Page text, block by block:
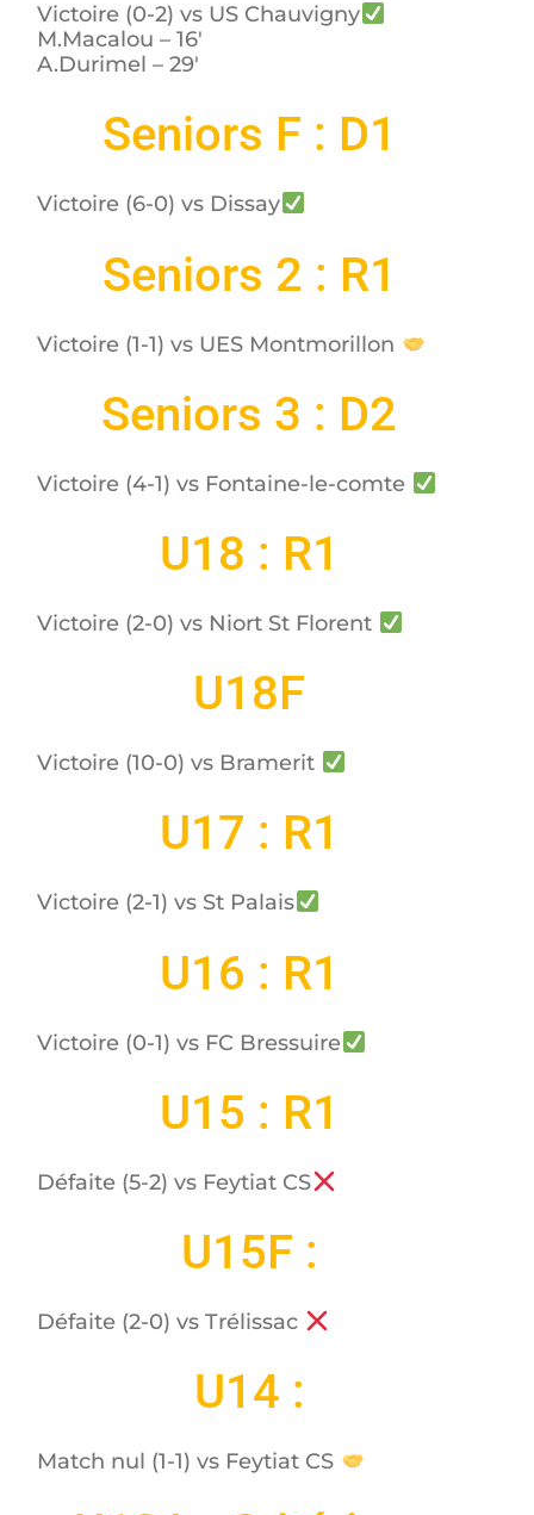
Victoire (0-2) vs US Chauvigny
M.Macalou – 16′
A.Durimel – 29′
Seniors F : D1
Victoire (6-0) vs Dissay
Seniors 2 : R1
Victoire (1-1) vs UES Montmorillon
Seniors 3 : D2
Victoire (4-1) vs Fontaine-le-comte
U18 : R1
Victoire (2-0) vs Niort St Florent
U18F
Victoire (10-0) vs Bramerit
U17 : R1
Victoire (2-1) vs St Palais
U16 : R1
Victoire (0-1) vs FC Bressuire
U15 : R1
Défaite (5-2) vs Feytiat CS
U15F :
Défaite (2-0) vs Trélissac
U14 :
Match nul (1-1) vs Feytiat CS